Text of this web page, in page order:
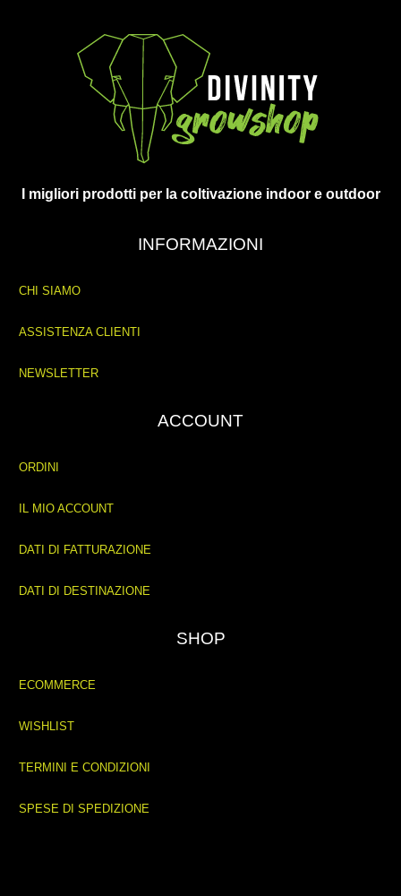
I migliori prodotti per la coltivazione indoor e outdoor
INFORMAZIONI
CHI SIAMO
ASSISTENZA CLIENTI
NEWSLETTER
ACCOUNT
ORDINI
IL MIO ACCOUNT
DATI DI FATTURAZIONE
DATI DI DESTINAZIONE
SHOP
ECOMMERCE
WISHLIST
TERMINI E CONDIZIONI
SPESE DI SPEDIZIONE